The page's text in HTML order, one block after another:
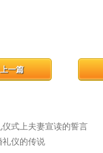
仪式上夫妻宣读的誓言
礼仪的传说
上一篇